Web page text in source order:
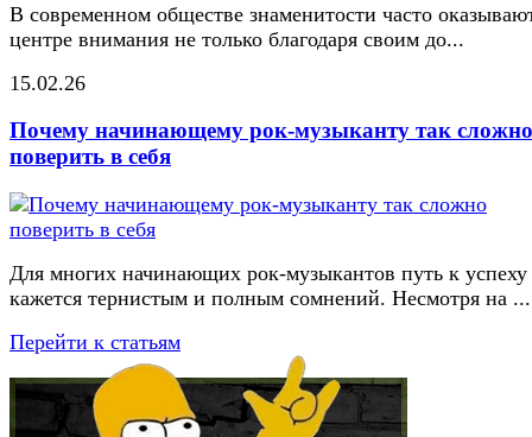
В современном обществе знаменитости часто
центре внимания не только благодаря своим до...
15.02.26
Почему начинающему рок-музыканту так сложно
поверить в себя
Для многих начинающих рок-музыкантов путь к успеху
кажется тернистым и полным сомнений. Несмотря на ...
Перейти к статьям